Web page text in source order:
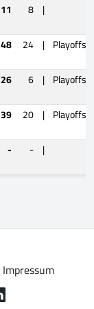
11 8 |
48 24 | Playoffs
26 6 | Playoffs
39 20 | Playoffs
- - |
Impressum